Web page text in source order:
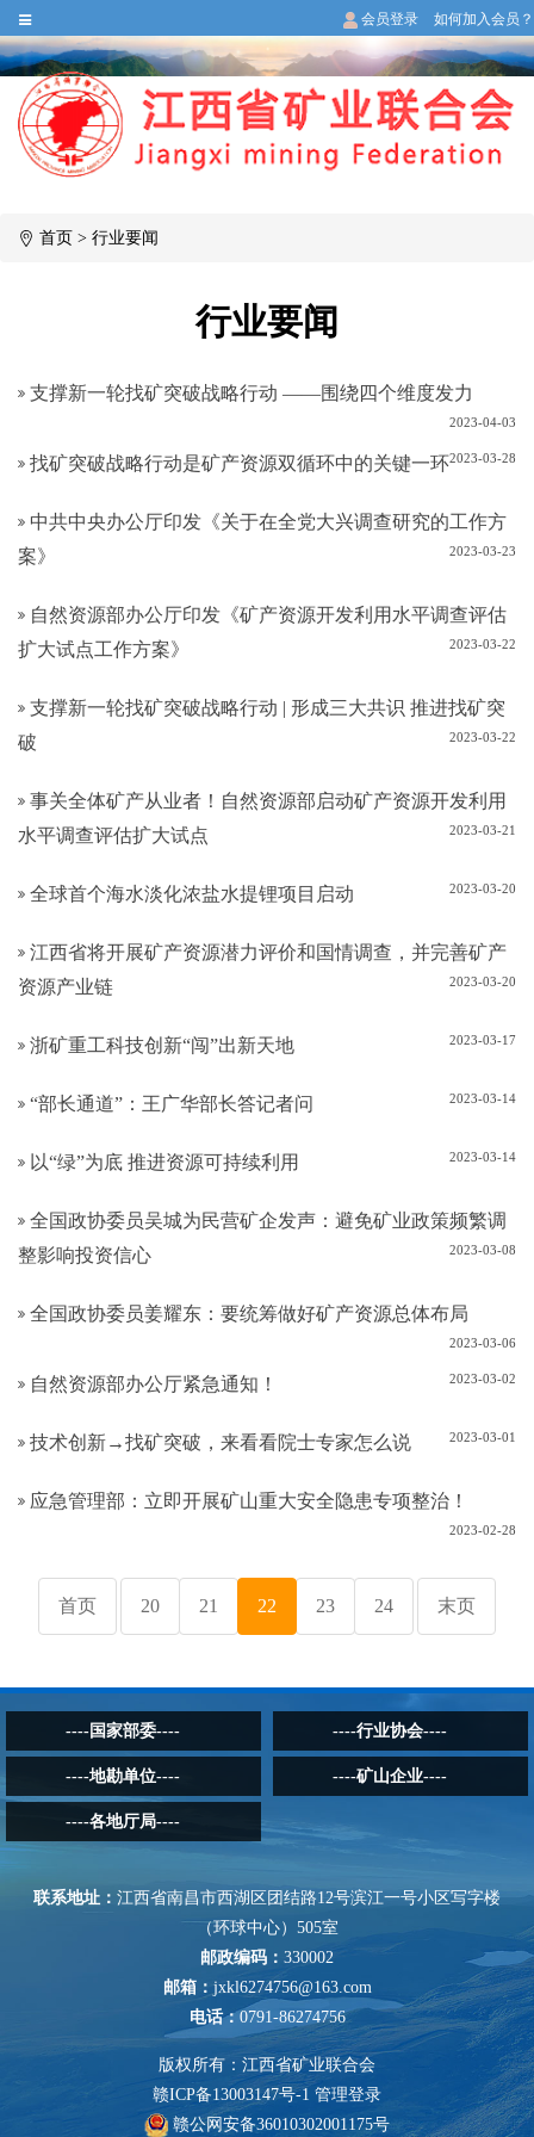
会员登录 如何加入会员？
首页 > 行业要闻
行业要闻
支撑新一轮找矿突破战略行动 ——围绕四个维度发力
2023-04-03
找矿突破战略行动是矿产资源双循环中的关键一环2023-03-28
中共中央办公厅印发《关于在全党大兴调查研究的工作方
案》
2023-03-23
自然资源部办公厅印发《矿产资源开发利用水平调查评估
扩大试点工作方案》
2023-03-22
支撑新一轮找矿突破战略行动 | 形成三大共识 推进找矿突
破
2023-03-22
事关全体矿产从业者！自然资源部启动矿产资源开发利用
水平调查评估扩大试点
2023-03-21
全球首个海水淡化浓盐水提锂项目启动 2023-03-20
江西省将开展矿产资源潜力评价和国情调查，并完善矿产
资源产业链
2023-03-20
浙矿重工科技创新“闯”出新天地 2023-03-17
“部长通道”：王广华部长答记者问 2023-03-14
以“绿”为底 推进资源可持续利用 2023-03-14
全国政协委员吴城为民营矿企发声：避免矿业政策频繁调
整影响投资信心
2023-03-08
全国政协委员姜耀东：要统筹做好矿产资源总体布局
2023-03-06
自然资源部办公厅紧急通知！ 2023-03-02
技术创新→找矿突破，来看看院士专家怎么说 2023-03-01
应急管理部：立即开展矿山重大安全隐患专项整治！
2023-02-28
首页 20 21 22 23 24 末页
----国家部委---- ----行业协会----
----地勘单位---- ----矿山企业----
----各地厅局----
联系地址： 江西省南昌市西湖区团结路12号滨江一号小区写字楼
（环球中心）505室
邮政编码： 330002
邮箱： jxkl6274756@163.com
电话：0791-86274756
版权所有：江西省矿业联合会
赣ICP备13003147号-1 管理登录
赣公网安备36010302001175号